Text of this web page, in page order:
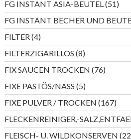
FG INSTANT ASIA-BEUTEL 5151
FG INSTANT BECHER UND
FILTER 44
Produkte
FILTERZIGARILLOS 88
Produkte
FIX SAUCEN TROCKEN 7676
FIXE PASTÖS/NASS 55
Produkte
FIXE PULVER / TROCKEN 167167
FLECKENREINIGER,-
FLEISCH- U. WILDKONSERVEN 22